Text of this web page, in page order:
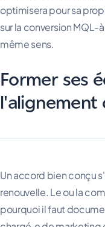
optimisera pour sa
sur la conversion
même sens.
Former ses
l'alignement
Un accord bien conçu
renouvelle. Le ou la
pourquoi il faut